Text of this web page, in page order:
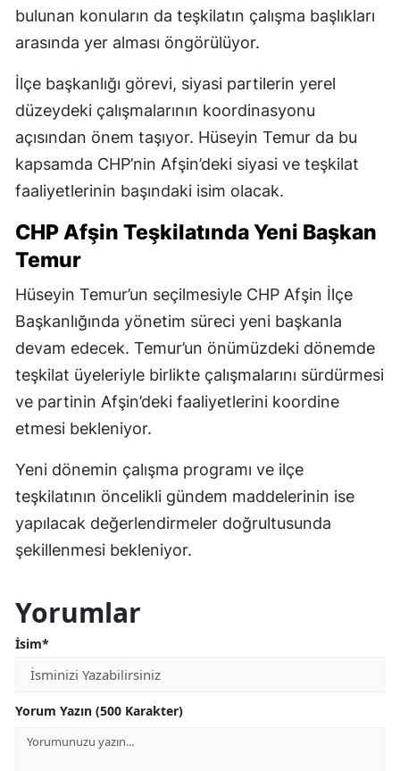
bulunan konuların da teşkilatın çalışma başlıkları
arasında yer alması öngörülüyor.
İlçe başkanlığı görevi, siyasi partilerin yerel
düzeydeki çalışmalarının koordinasyonu
açısından önem taşıyor. Hüseyin Temur da bu
kapsamda CHP’nin Afşin’deki siyasi ve teşkilat
faaliyetlerinin başındaki isim olacak.
CHP Afşin Teşkilatında Yeni Başkan
Temur
Hüseyin Temur’un seçilmesiyle CHP Afşin İlçe
Başkanlığında yönetim süreci yeni başkanla
devam edecek. Temur’un önümüzdeki dönemde
teşkilat üyeleriyle birlikte çalışmalarını sürdürmesi
ve partinin Afşin’deki faaliyetlerini koordine
etmesi bekleniyor.
Yeni dönemin çalışma programı ve ilçe
teşkilatının öncelikli gündem maddelerinin ise
yapılacak değerlendirmeler doğrultusunda
şekillenmesi bekleniyor.
Yorumlar
İsim*
Yorum Yazın (500 Karakter)